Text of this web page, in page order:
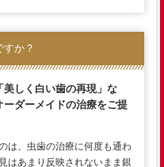
か？
美しく白い歯の再現」な
ーダーメイドの治療をご提
は、虫歯の治療に何度も通わ
はあまり反映されないまま銀